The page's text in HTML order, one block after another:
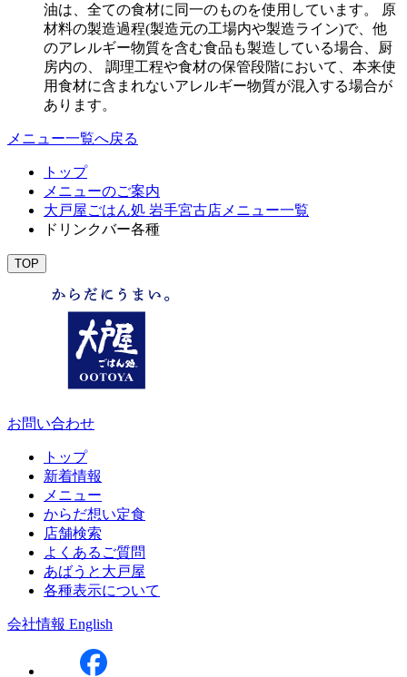
油は、全ての食材に同一のものを使用しています。 原
材料の製造過程(製造元の工場内や製造ライン)で、他
のアレルギー物質を含む食品も製造している場合、厨
房内の、 調理工程や食材の保管段階において、本来使
用食材に含まれないアレルギー物質が混入する場合が
あります。
メニュー一覧へ戻る
トップ
メニューのご案内
大戸屋ごはん処 岩手宮古店メニュー一覧
ドリンクバー各種
TOP
お問い合わせ
トップ
新着情報
メニュー
からだ想い定食
店舗検索
よくあるご質問
あばうと大戸屋
各種表示について
会社情報 English